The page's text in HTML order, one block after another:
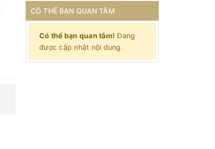
CÓ THỂ BẠN QUAN TÂM
Có thể bạn quan tâm! Đang
được cập nhật nội dung.